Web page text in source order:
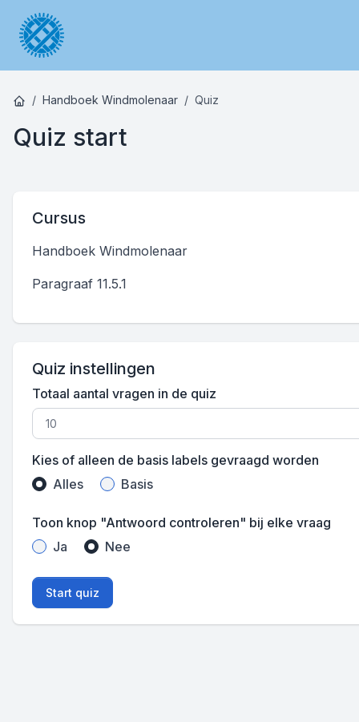
Handboek Windmolenaar Quiz
Quiz start
Cursus
Handboek Windmolenaar
Paragraaf 11.5.1
Quiz instellingen
Totaal aantal vragen in de quiz
Kies of alleen de basis labels gevraagd worden
Alles
Basis
Toon knop "Antwoord controleren" bij elke vraag
Ja
Nee
Start quiz